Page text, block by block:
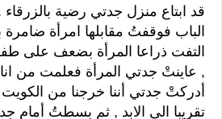
قد ابتاع منزل جدتي رضية
الباب فوقفتُ مقابلها امرأة ضامرة
التفت ذراعا المرأة بضعف على
, عاينتْ جدتي المرأة فعلمت من انا
أدركتْ جدتي أننا خرجنا من
تقريبا الى الابد , ثم بسطتُ أمام